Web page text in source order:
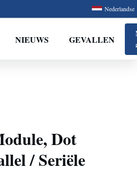
Nederlandse
NIEUWS GEVALLEN
Dot
/ Seriële